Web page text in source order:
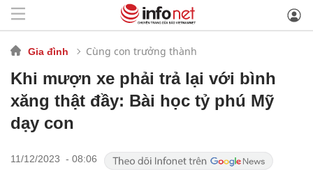
Gia đình Cùng con trưởng thành
Khi mượn xe phải trả lại với bình
xăng thật đầy: Bài học tỷ phú Mỹ
dạy con
11/12/2023 - 08:06